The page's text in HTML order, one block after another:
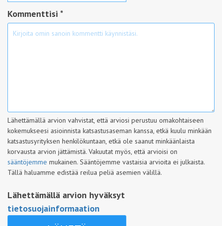
Kommenttisi *
Lähettämällä arvion vahvistat, että arviosi perustuu omakohtaiseen
kokemukseesi asioinnista katsastusaseman kanssa, etkä kuulu minkään
katsastusyrityksen henkilökuntaan, etkä ole saanut minkäänlaista
korvausta arvion jättämistä. Vakuutat myös, että arvioisi on
sääntöjemme mukainen. Sääntöjemme vastaisia arvioita ei julkaista.
Tällä haluamme edistää reilua peliä asemien välillä.
Lähettämällä arvion hyväksyt
tietosuojainformaation